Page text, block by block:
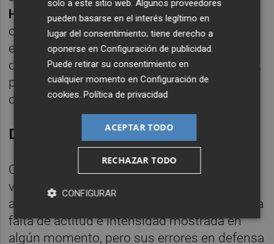
Herrera(cometida sobre Pere Milla por el
campelleroNacho Vidaly en la que Rigoni
enviaba el balón directamente a las manos
del portero rojillo), el Elche pareció espabilar,
pero no logró evitar ya la derrota parcial al
descanso.
De mal en peor
Como era de esperar, tras el paso por
vestuarios el Elche trató de rehacerse, sacar
a relucir amor propio y ganas de borrar cierta
falta de actitud e intensidad mostrada en
algún momento, pero sus errores en defensa
solo a este sitio web. Algunos proveedores
pueden basarse en el interés legítimo en
lugar del consentimiento; tiene derecho a
oponerse enConfiguración de publicidad.
Puede retirar su consentimiento en
cualquier momento enConfiguración de
cookies.Política de privacidad
ACEPTAR TODO
RECHAZAR TODO
CONFIGURAR